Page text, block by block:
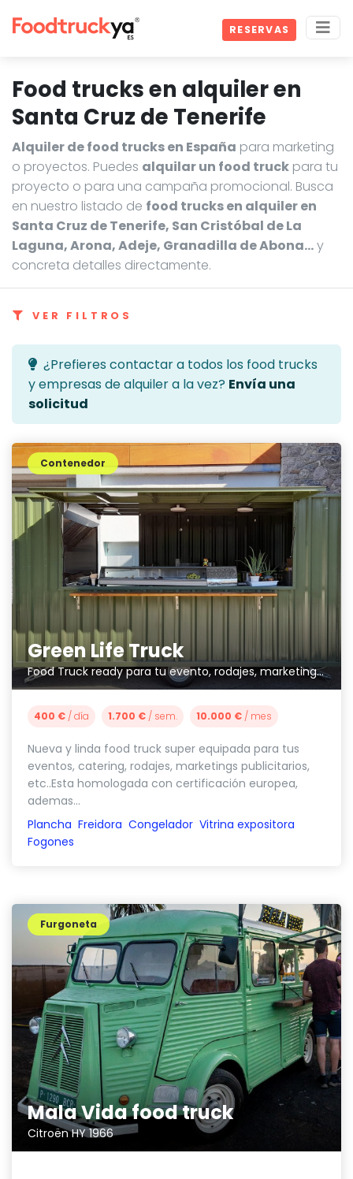
RESERVAS
Food trucks en alquiler en
Santa Cruz de Tenerife
Alquiler de food trucks en España para marketing
o proyectos. Puedes alquilar un food truck para tu
proyecto o para una campaña promocional. Busca
en nuestro listado de food trucks en alquiler en
Santa Cruz de Tenerife, San Cristóbal de La
Laguna, Arona, Adeje, Granadilla de Abona…y
concreta detalles directamente.
VER FILTROS
¿Prefieres contactar a todos los food trucks
y empresas de alquiler a la vez? Envía una
solicitud
Green Life Truck
Food Truck ready para tu evento, rodajes, marketing publicitario, etc...
Contenedor
400 € / día 1.700 € / sem. 10.000 € / mes
Nueva y linda food truck super equipada para tus
eventos, catering, rodajes, marketings publicitarios,
etc..Esta homologada con certificación europea,
ademas...
Plancha Freidora Congelador Vitrina expositora
Fogones
Mala Vida food truck
Citroën HY 1966
Furgoneta